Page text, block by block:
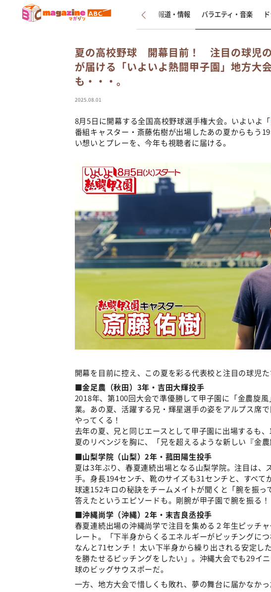
新着 インタビュー 報道・情報 バラエティ・音楽
夏の高校野球 開幕目前！ 注目の球児
が届ける「いよいよ熱闘甲子園」地方大
も・・・。
2025.08.01
8月5日に開幕する全国高校野球選手権大会。いよいよ「
番組キャスター・斎藤佑樹が出場したあの夏からもう
い想いとプレーを、今年も視聴者に届ける。
開幕を目前に控え、この夏を彩る代表校と注目の球児た
■金足農（秋田）3年・吉田大輝投手
2018年、第100回大会で準優勝して甲子園に「金農旋
業。あの夏、活躍する兄・輝星選手の姿をアルプス席
やってくる！
去年の夏、兄と同じエースとして甲子園に出場するも
夏のリベンジを胸に、「兄を超えるような新しい『金農
■山梨学院（山梨）2年・菰田陽生投手
夏は3年ぶり、春夏連続出場となる山梨学院。注目は
手。身長194センチ、靴のサイズも31センチと、すべて
球速152キロの秘訣をチームメイトが聞くと「腕を振
答えたというエピソードも。剛腕が甲子園で腕を振る！
■沖縄尚学（沖縄）2年・末吉良丞投手
春夏連続出場の沖縄尚学で注目を集める２年生ピッチ
レート。「下半身からくるエネルギーがピッチングに
なんと71センチ！ 太い下半身から繰り出される安定し
を勝たせるピッチングをしたい」。沖縄大会でも29イ
球のビッグサウスポーだ。
一方、地方大会で惜しくも敗れ、夢の舞台に届かなかっ